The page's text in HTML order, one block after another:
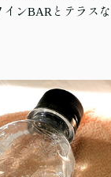
ンBARとテラス